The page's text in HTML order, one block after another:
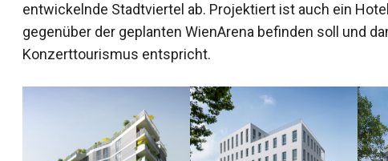
entwickelnde Stadtviertel ab. Projektiert ist auch ein
gegenüber der geplanten WienArena befinden soll und
Konzerttourismus entspricht.